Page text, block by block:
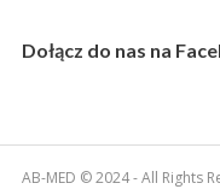
Dołącz do nas na
AB-MED © 2024 - All Rights